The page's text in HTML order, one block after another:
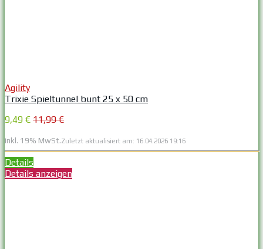
Agility
Trixie Spieltunnel bunt 25 x 50 cm
9,49 € 11,99 €
inkl. 19% MwSt.Zuletzt aktualisiert am: 16.04.2026 19:16
Details
Details anzeigen